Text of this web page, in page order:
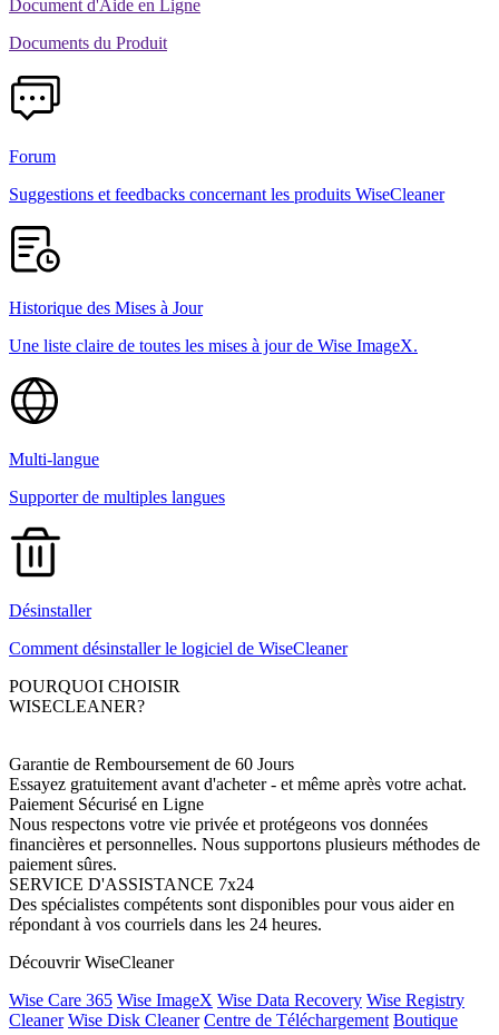
Document d'Aide en Ligne
Documents du Produit
Forum
Suggestions et feedbacks concernant les produits WiseCleaner
Historique des Mises à Jour
Une liste claire de toutes les mises à jour de Wise ImageX.
Multi-langue
Supporter de multiples langues
Désinstaller
Comment désinstaller le logiciel de WiseCleaner
POURQUOI CHOISIR
WISECLEANER?
Garantie de Remboursement de 60 Jours
Essayez gratuitement avant d'acheter - et même après votre achat.
Paiement Sécurisé en Ligne
Nous respectons votre vie privée et protégeons vos données
financières et personnelles. Nous supportons plusieurs méthodes de
paiement sûres.
SERVICE D'ASSISTANCE 7x24
Des spécialistes compétents sont disponibles pour vous aider en
répondant à vos courriels dans les 24 heures.
Découvrir WiseCleaner
Wise Care 365 Wise ImageX Wise Data Recovery Wise Registry
Cleaner Wise Disk Cleaner Centre de Téléchargement Boutique